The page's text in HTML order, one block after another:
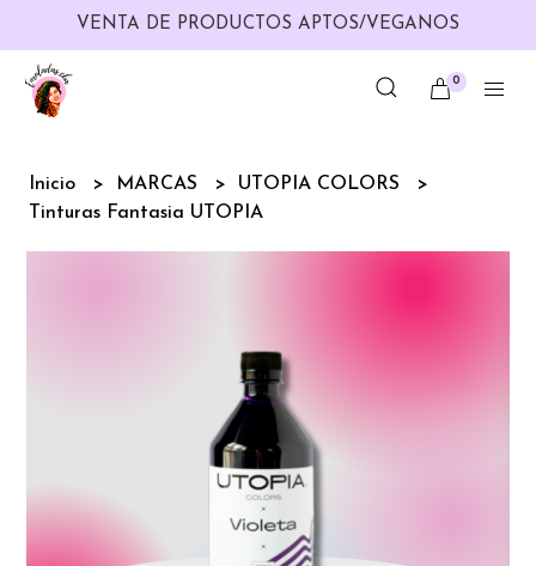
VENTA DE PRODUCTOS APTOS/VEGANOS
0
Inicio MARCAS
UTOPIA COLORS
Tinturas Fantasia UTOPIA